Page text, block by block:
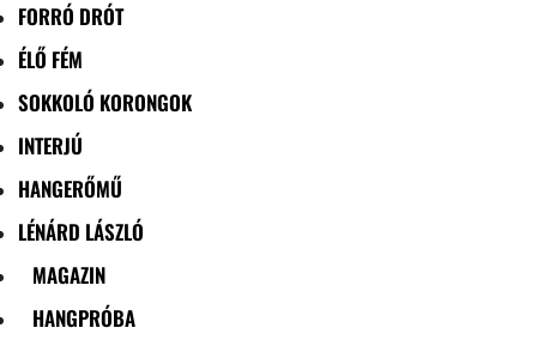
FORRÓ DRÓT
ÉLŐ FÉM
SOKKOLÓ KORONGOK
INTERJÚ
HANGERŐMŰ
LÉNÁRD LÁSZLÓ
MAGAZIN
HANGPRÓBA